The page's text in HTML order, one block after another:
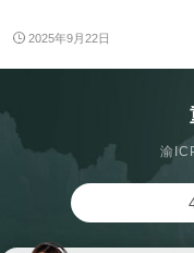
2025年9月22日
渝